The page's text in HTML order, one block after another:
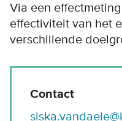
Via een
effectiviteit van het
verschillende
Contact